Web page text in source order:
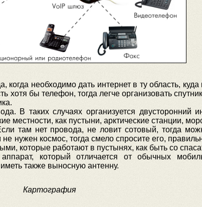
когда необходимо дать интернет в ту область,
хотя бы телефон, тогда легче организовать
В таких случаях организуется двусторонний
местности, как пустыни, арктические станции,
там нет провода, не ловит сотовый, тогда
нужен космос, тогда смело спросите его,
которые работают в пустынях, как быть со
который отличается от обычных
также выносную антенну.
Картография